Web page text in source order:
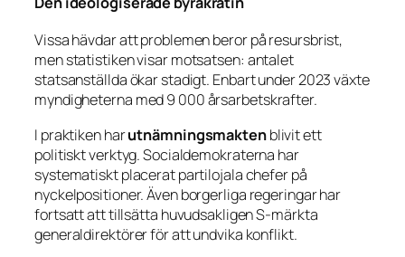
Vissa hävdar att problemen beror på resursbrist,
men statistiken visar motsatsen: antalet
statsanställda ökar stadigt. Enbart under 2023 växte
myndigheterna med 9 000 årsarbetskrafter.
I praktiken harutnämningsmaktenblivit ett
politiskt verktyg. Socialdemokraterna har
systematiskt placerat partilojala chefer på
nyckelpositioner. Även borgerliga regeringar har
fortsatt att tillsätta huvudsakligen S-märkta
generaldirektörer för att undvika konflikt.